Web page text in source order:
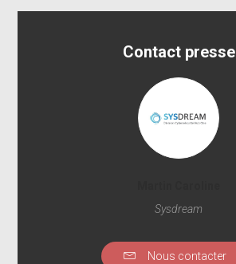
Contact presse
Sysdream
Nous contacter